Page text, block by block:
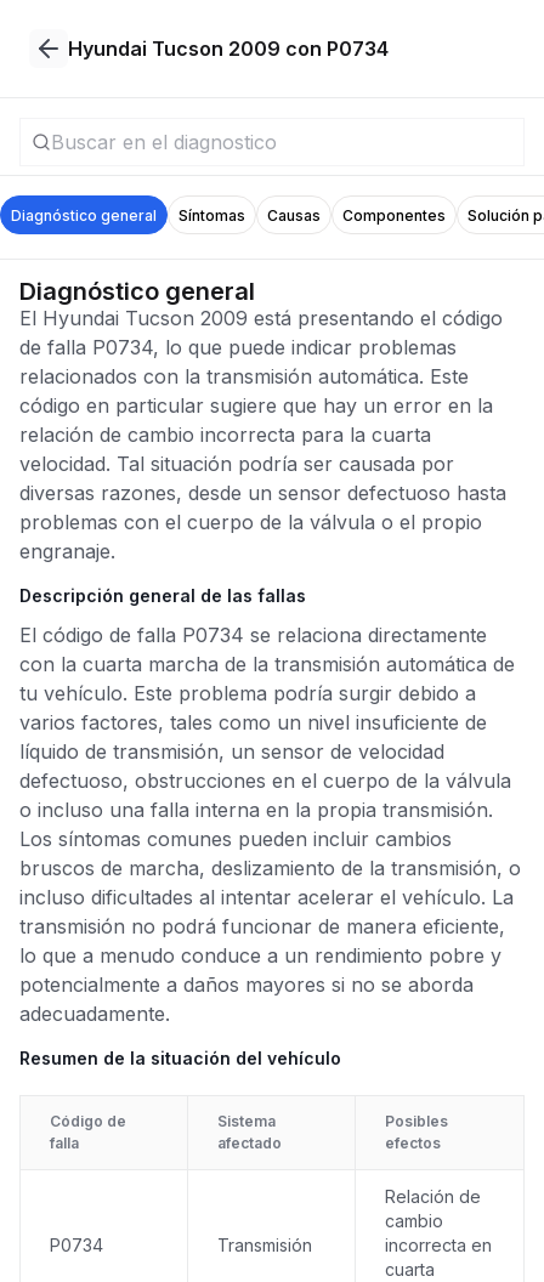
Hyundai Tucson 2009 con P0734
Diagnóstico general Síntomas Causas Componentes Solución
Diagnóstico general
El Hyundai Tucson 2009 está presentando el código
de falla P0734, lo que puede indicar problemas
relacionados con la transmisión automática. Este
código en particular sugiere que hay un error en la
relación de cambio incorrecta para la cuarta
velocidad. Tal situación podría ser causada por
diversas razones, desde un sensor defectuoso hasta
problemas con el cuerpo de la válvula o el propio
engranaje.
Descripción general de las fallas
El código de falla P0734 se relaciona directamente
con la cuarta marcha de la transmisión automática de
tu vehículo. Este problema podría surgir debido a
varios factores, tales como un nivel insuficiente de
líquido de transmisión, un sensor de velocidad
defectuoso, obstrucciones en el cuerpo de la válvula
o incluso una falla interna en la propia transmisión.
Los síntomas comunes pueden incluir cambios
bruscos de marcha, deslizamiento de la transmisión, o
incluso dificultades al intentar acelerar el vehículo. La
transmisión no podrá funcionar de manera eficiente,
lo que a menudo conduce a un rendimiento pobre y
potencialmente a daños mayores si no se aborda
adecuadamente.
Resumen de la situación del vehículo
Código de
falla
Sistema
afectado
Posibles
efectos
P0734 Transmisión
Relación de
cambio
incorrecta en
cuarta